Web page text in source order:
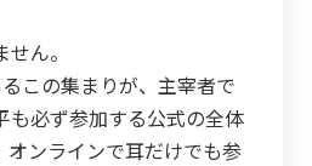
ん。
この集まりが、主宰者で
も必ず参加する公式の全体
オンラインで耳だけでも参